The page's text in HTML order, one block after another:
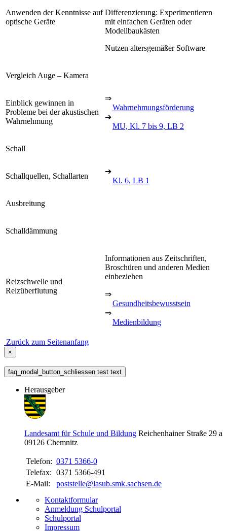
Anwenden der Kenntnisse auf
optische Geräte
Differenzierung: Experimentieren
mit einfachen Geräten oder
Modellbaukästen
Nutzen altersgemäßer Software
Vergleich Auge – Kamera
Einblick gewinnen in
Probleme bei der akustischen
Wahrnehmung
⇒
Wahrnehmungsförderung
➔
MU, Kl. 7 bis 9, LB 2
Schall
Schallquellen, Schallarten
➔
Kl. 6, LB 1
Ausbreitung
Schalldämmung
Reizschwelle und
Reizüberflutung
Informationen aus Zeitschriften,
Broschüren und anderen Medien
einbeziehen
⇒
Gesundheitsbewusstsein
⇒
Medienbildung
Zurück zum Seitenanfang
×
faq_modal_button_schliessen test text
Herausgeber
Landesamt für Schule und Bildung Reichenhainer Straße 29 a
09126 Chemnitz
Telefon: 0371 5366-0
Telefax: 0371 5366-491
E-Mail:
poststelle@lasub.smk.sachsen.de
Kontaktformular
Anmeldung Schulportal
Schulportal
Impressum